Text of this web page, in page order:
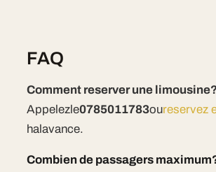
FAQ
Comment reserver une
Appelezle0785011783oureservez
halavance.
Combien de passagers